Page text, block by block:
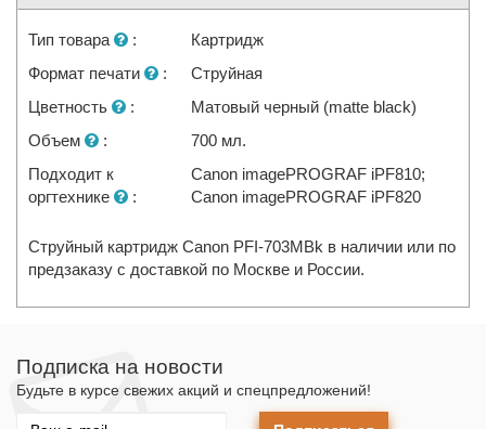
Тип товара :
Картридж
Формат печати
:
Струйная
Цветность
:
Матовый черный (matte black)
Объем
:
700 мл.
Подходит к
оргтехнике
:
Canon imagePROGRAF iPF810;
Canon imagePROGRAF iPF820
Струйный картридж Canon PFI-703MBk в наличии или по
предзаказу с доставкой по Москве и России.
Подписка на новости
Будьте в курсе свежих акций и спецпредложений!